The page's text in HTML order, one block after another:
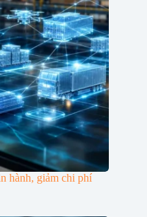
hành, giảm chi phí